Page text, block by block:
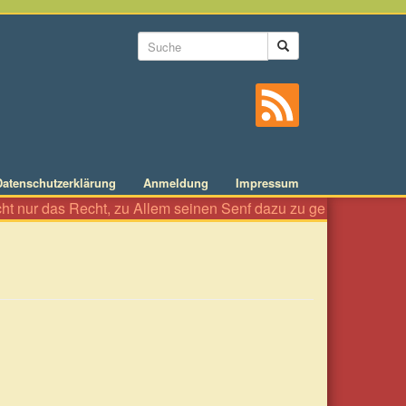
Suchformular
Anmeldung Impressum
Recht, zu Allem seinen Senf dazu zu geben wie an einer